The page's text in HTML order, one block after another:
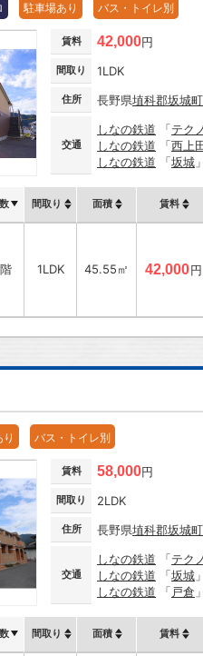
駐車場あり バス・トイレ別
賃料 42,000円
間取り 1LDK
住所 長野県埴科郡坂城町
交通
しなの鉄道 「テク
しなの鉄道 「西上
しなの鉄道 「坂城
間取り 面積 賃料
1LDK 45.55㎡ 42,000円
バス・トイレ別
賃料 58,000円
間取り 2LDK
住所 長野県埴科郡坂城町
交通
しなの鉄道 「テク
しなの鉄道 「坂城
しなの鉄道 「戸倉
間取り 面積 賃料